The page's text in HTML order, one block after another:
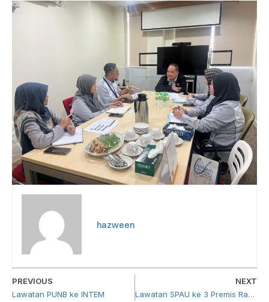
hazween
PREVIOUS
Lawatan PUNB ke INTEM
NEXT
Lawatan SPAU ke 3 Premis Rakan Usahawan di Selangor & Perak